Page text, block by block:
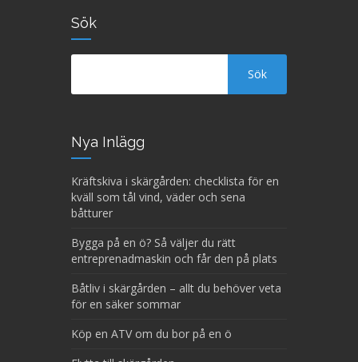
Sök
Nya Inlägg
Kräftskiva i skärgården: checklista för en
kväll som tål vind, väder och sena
båtturer
Bygga på en ö? Så väljer du rätt
entreprenadmaskin och får den på plats
Båtliv i skärgården – allt du behöver veta
för en säker sommar
Köp en ATV om du bor på en ö